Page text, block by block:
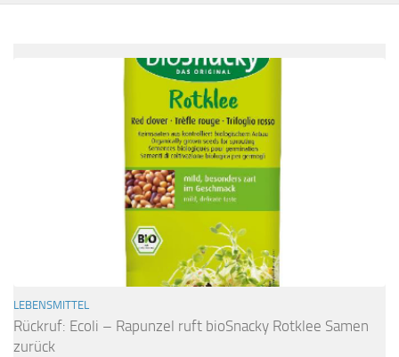
LEBENSMITTEL
Rückruf: Ecoli – Rapunzel ruft bioSnacky Rotklee Samen
zurück